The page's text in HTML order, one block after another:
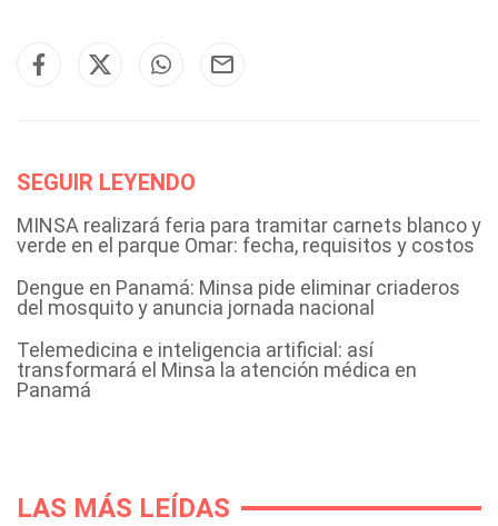
SEGUIR LEYENDO
MINSA realizará feria para tramitar carnets blanco y
verde en el parque Omar: fecha, requisitos y costos
Dengue en Panamá: Minsa pide eliminar criaderos
del mosquito y anuncia jornada nacional
Telemedicina e inteligencia artificial: así
transformará el Minsa la atención médica en
Panamá
LAS MÁS LEÍDAS